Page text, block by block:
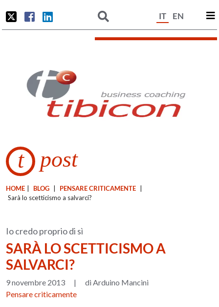
IT EN
t post
HOME BLOG PENSARE CRITICAMENTE
Sarà lo scetticismo a salvarci?
Io credo proprio di sì
SARÀ LO SCETTICISMO A
SALVARCI?
9 novembre 2013 |
di Arduino Mancini
Pensare criticamente